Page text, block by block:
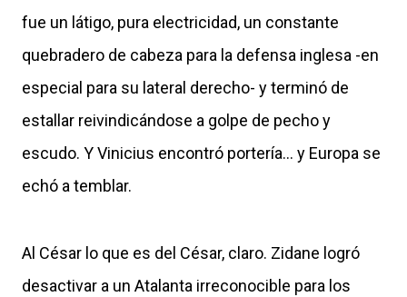
fue un látigo, pura electricidad, un constante
quebradero de cabeza para la defensa inglesa -en
especial para su lateral derecho- y terminó de
estallar reivindicándose a golpe de pecho y
escudo. Y Vinicius encontró portería... y Europa se
echó a temblar.
Al César lo que es del César, claro. Zidane logró
desactivar a un Atalanta irreconocible para los